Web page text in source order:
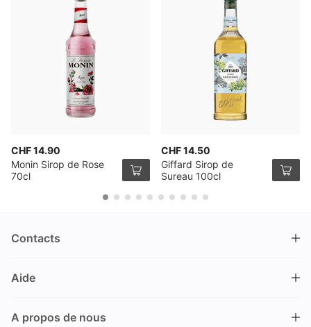
CHF 14.90
Monin Sirop de Rose
70cl
CHF 14.50
Giffard Sirop de
Sureau 100cl
Contacts
Nüschelerstrasse 35
Suisse
Aide
A propos de nous